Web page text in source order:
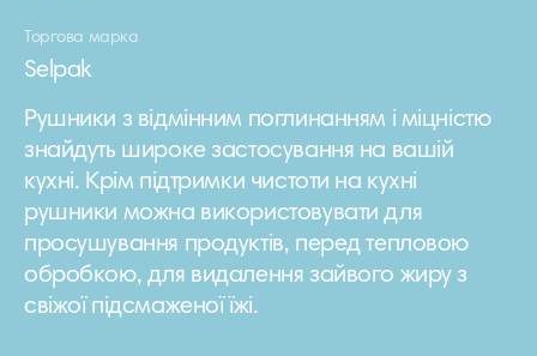
Торгова марка
Selpak
Рушники з відмінним поглинанням і міцністю
знайдуть широке застосування на вашій
кухні. Крім підтримки чистоти на кухні
рушники можна використовувати для
просушування продуктів, перед тепловою
обробкою, для видалення зайвого жиру з
свіжої підсмаженої їжі.